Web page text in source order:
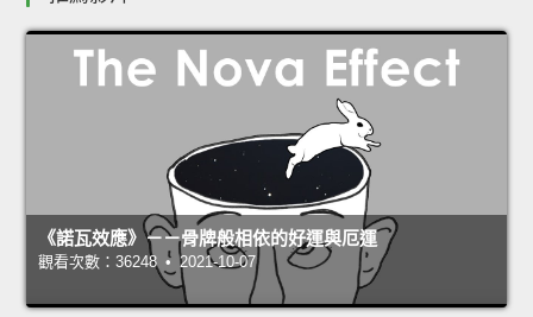
《諾瓦效應》－－骨牌般相依的好運與厄運
觀看次數：36248 • 2021-10-07